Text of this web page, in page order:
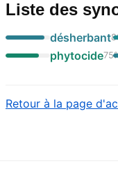
Liste des
désherbant
phytocide75
Retour à la page